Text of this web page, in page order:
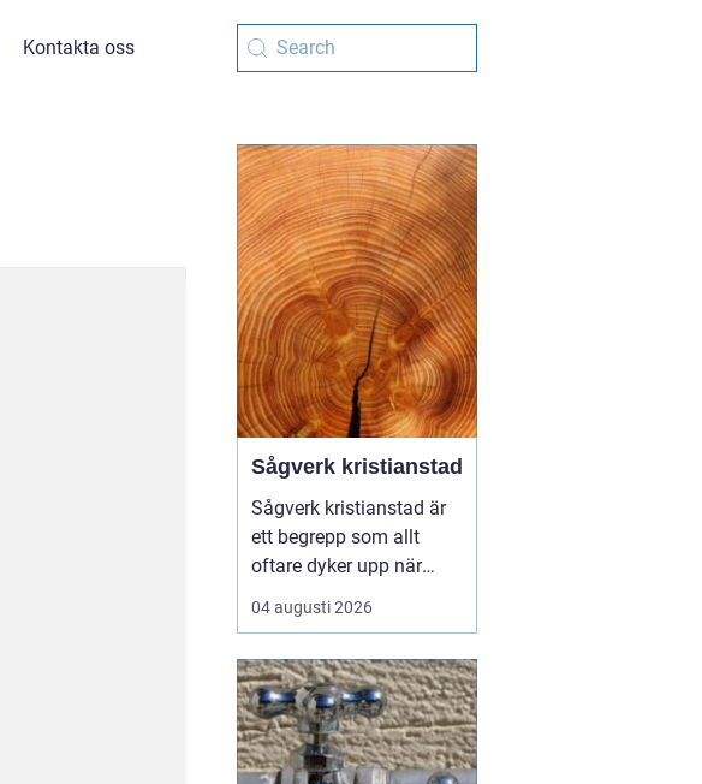
Kontakta oss
Sågverk kristianstad
Sågverk kristianstad är
ett begrepp som allt
oftare dyker upp när
husbyggare, snickare
och markägare söker
trävaror i nordöstra
skåne. Områdets långa
tradition av skogsbruk
och hantverk har skapat
04 augusti 2026